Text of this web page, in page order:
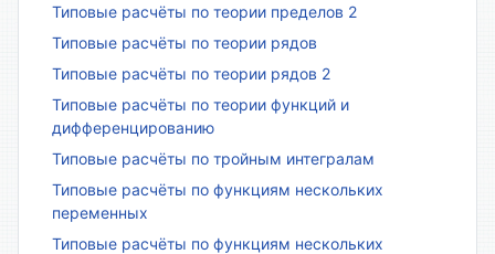
Типовые расчёты по теории пределов 2
Типовые расчёты по теории рядов
Типовые расчёты по теории рядов 2
Типовые расчёты по теории функций и
дифференцированию
Типовые расчёты по тройным интегралам
Типовые расчёты по функциям нескольких
переменных
Типовые расчёты по функциям нескольких